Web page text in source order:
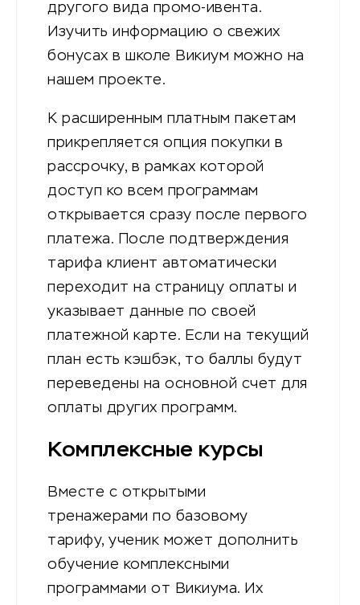
другого вида промо-ивента.
Изучить информацию о свежих
бонусах в школе Викиум можно на
нашем проекте.
К расширенным платным пакетам
прикрепляется опция покупки в
рассрочку, в рамках которой
доступ ко всем программам
открывается сразу после первого
платежа. После подтверждения
тарифа клиент автоматически
переходит на страницу оплаты и
указывает данные по своей
платежной карте. Если на текущий
план есть кэшбэк, то баллы будут
переведены на основной счет для
оплаты других программ.
Комплексные курсы
Вместе с открытыми
тренажерами по базовому
тарифу, ученик может дополнить
обучение комплексными
программами от Викиума. Их